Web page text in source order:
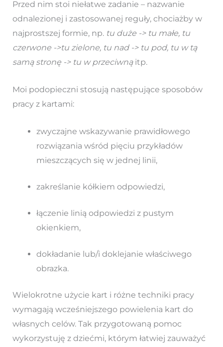
Przed nim stoi niełatwe zadanie – nazwanie
odnalezionej i zastosowanej reguły, chociażby w
najprostszej formie, np. tu duże -> tu małe, tu
czerwone ->tu zielone, tu nad -> tu pod, tu w tą
samą stronę -> tu w przeciwnąitp.
Moi podopieczni stosują następujące sposobów
pracy z kartami:
zwyczajne wskazywanie prawidłowego
rozwiązania wśród pięciu przykładów
mieszczących się w jednej linii,
zakreślanie kółkiem odpowiedzi,
łączenie linią odpowiedzi z pustym
okienkiem,
dokładanie lub/i doklejanie właściwego
obrazka.
Wielokrotne użycie kart i różne techniki pracy
wymagają wcześniejszego powielenia kart do
własnych celów. Tak przygotowaną pomoc
wykorzystuję z dziećmi, którym łatwiej zauważyć